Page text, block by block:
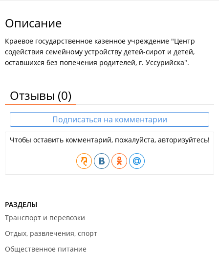
Описание
Краевое государственное казенное учреждение "Центр
содействия семейному устройству детей-сирот и детей,
оставшихся без попечения родителей, г. Уссурийска".
Отзывы (0)
Подписаться на комментарии
Чтобы оставить комментарий, пожалуйста, авторизуйтесь!
РАЗДЕЛЫ
Транспорт и перевозки
Отдых, развлечения, спорт
Общественное питание